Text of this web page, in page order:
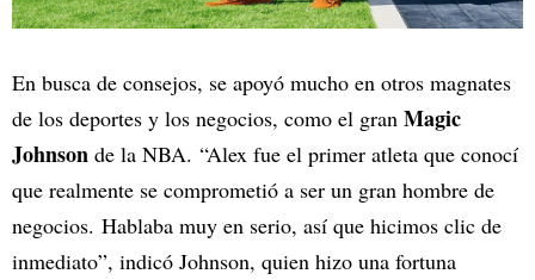
En busca de consejos, se apoyó mucho en otros magnates
de los deportes y los negocios, como el gran Magic
Johnson de la NBA. “Alex fue el primer atleta que conocí
que realmente se comprometió a ser un gran hombre de
negocios. Hablaba muy en serio, así que hicimos clic de
inmediato”, indicó Johnson, quien hizo una fortuna